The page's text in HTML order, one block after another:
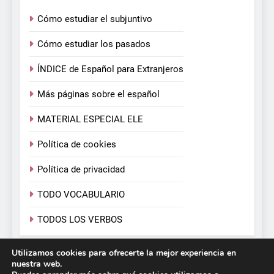
Cómo estudiar el subjuntivo
Cómo estudiar los pasados
ÍNDICE de Español para Extranjeros
Más páginas sobre el español
MATERIAL ESPECIAL ELE
Política de cookies
Política de privacidad
TODO VOCABULARIO
TODOS LOS VERBOS
Español para Extranjeros. Victoria Monera y Carmen
Utilizamos cookies para ofrecerte la mejor experiencia en
nuestra web.